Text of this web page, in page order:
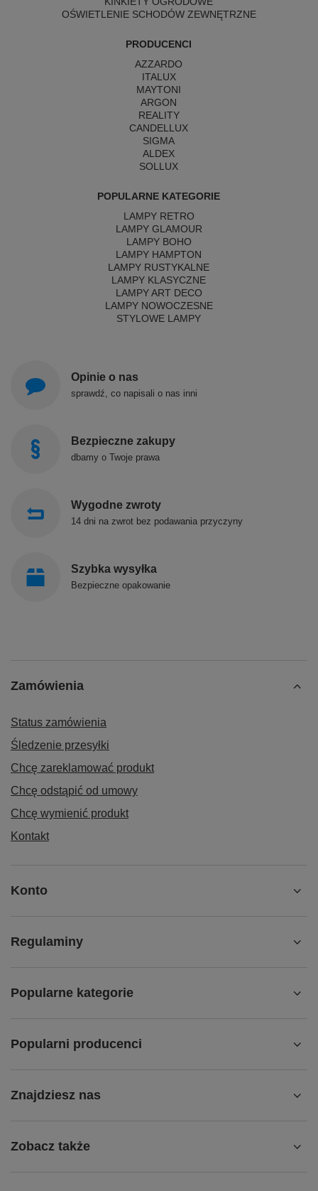
OŚWIETLENIE SCHODÓW ZEWNĘTRZNE
PRODUCENCI
AZZARDO
ITALUX
MAYTONI
ARGON
REALITY
CANDELLUX
SIGMA
ALDEX
SOLLUX
POPULARNE KATEGORIE
LAMPY RETRO
LAMPY GLAMOUR
LAMPY BOHO
LAMPY HAMPTON
LAMPY RUSTYKALNE
LAMPY KLASYCZNE
LAMPY ART DECO
LAMPY NOWOCZESNE
STYLOWE LAMPY
Opinie o nas
sprawdź, co napisali o nas inni
Bezpieczne zakupy
dbamy o Twoje prawa
Wygodne zwroty
14 dni na zwrot bez podawania przyczyny
Szybka wysyłka
Bezpieczne opakowanie
Zamówienia
Status zamówienia
Śledzenie przesyłki
Chcę zareklamować produkt
Chcę odstąpić od umowy
Chcę wymienić produkt
Kontakt
Konto
Regulaminy
Popularne kategorie
Popularni producenci
Znajdziesz nas
Zobacz także